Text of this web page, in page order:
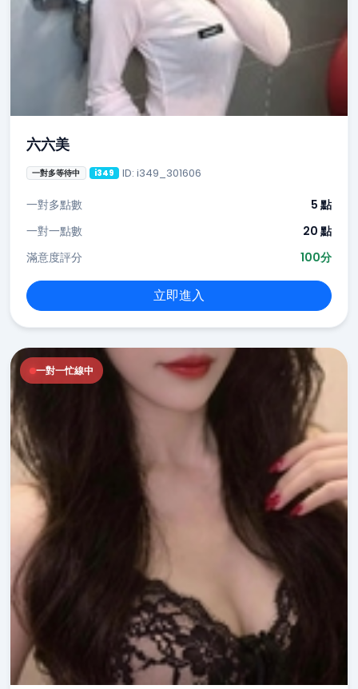
六六美
一對多等待中 i349 ID: i349_301606
一對多點數
5 點
一對一點數
20 點
滿意度評分
100分
立即進入
一對一忙線中